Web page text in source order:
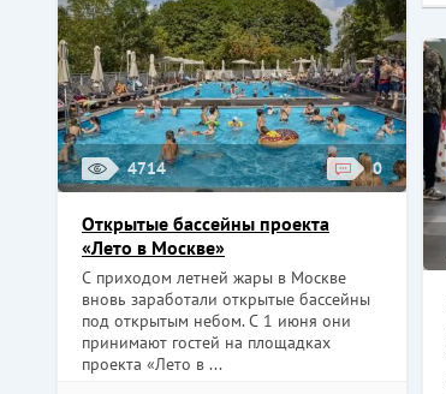
4714 0
Открытые бассейны проекта
«Лето в Москве»
С приходом летней жары в Москве
вновь заработали открытые бассейны
под открытым небом. С 1 июня они
принимают гостей на площадках
проекта «Лето в ...